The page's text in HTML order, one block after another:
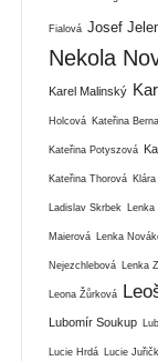
Fialová Josef
Nekola
Karel Malinský
Holcová Kateřina
Kateřina Potyszová
Kateřina Thorová
Ladislav Skrbek Lenka
Maierová Lenka
Nejezchlebová Lenka
Leona Žůrková
Lubomír Soukup
Lucie Hrdá Lucie